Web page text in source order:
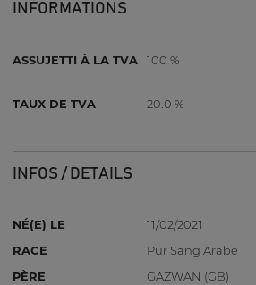
INFORMATIONS
ASSUJETTI À LA TVA 100 %
TAUX DE TVA 20.0 %
INFOS / DETAILS
NÉ(E) LE
11/02/2021
RACE
Pur Sang Arabe
PÈRE
GAZWAN (GB)